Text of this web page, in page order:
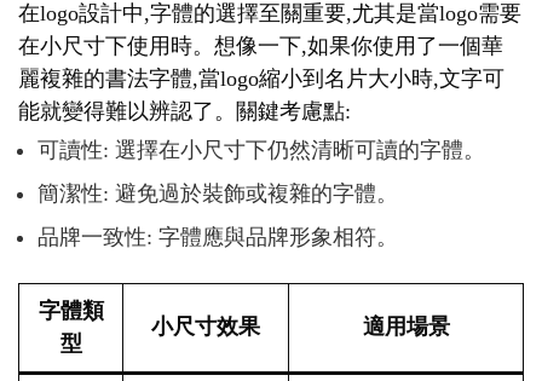
在logo設計中,字體的選擇至關重要,尤其是當logo需要
在小尺寸下使用時。想像一下,如果你使用了一個華
麗複雜的書法字體,當logo縮小到名片大小時,文字可
能就變得難以辨認了。關鍵考慮點:
可讀性: 選擇在小尺寸下仍然清晰可讀的字體。
簡潔性: 避免過於裝飾或複雜的字體。
品牌一致性: 字體應與品牌形象相符。
字體類
型
小尺寸效果 適用場景